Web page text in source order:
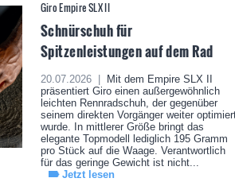
Giro Empire SLX II
Schnürschuh für
Spitzenleistungen auf dem Rad
20.07.2026 |
Mit dem Empire SLX II
präsentiert Giro einen außergewöhnlich
leichten Rennradschuh, der gegenüber
seinem direkten Vorgänger weiter
wurde. In mittlerer Größe bringt das
elegante Topmodell lediglich 195 Gramm
pro Stück auf die Waage. Verantwortlich
für das geringe Gewicht ist nicht...
Jetzt lesen